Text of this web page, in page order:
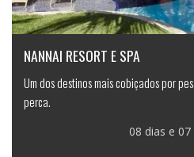
NANNAI RESORT E SPA
Um dos destinos mais cobiçados por
perca.
08 dias e